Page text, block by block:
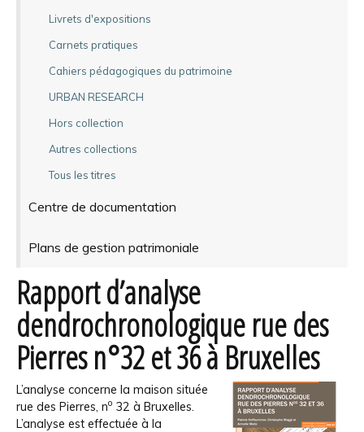
Livrets d'expositions
Carnets pratiques
Cahiers pédagogiques du patrimoine
URBAN RESEARCH
Hors collection
Autres collections
Tous les titres
Centre de documentation
Plans de gestion patrimoniale
Rapport d’analyse
dendrochronologique rue des
Pierres n°32 et 36 à Bruxelles
L’analyse concerne la maison située
rue des Pierres, no 32 à Bruxelles.
L’analyse est effectuée à la